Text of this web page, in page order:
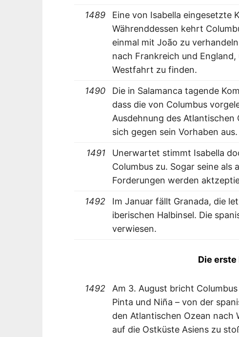
1489
Eine von Isabella eingesetzte
Währenddessen kehrt
einmal mit João zu
nach Frankreich und
Westfahrt zu finden.
1490
Die in Salamanca tagende
dass die von Columbus
Ausdehnung des
sich gegen sein Vorhaben aus.
1491
Unerwartet stimmt Isabella
Columbus zu. Sogar seine als
Forderungen werden
1492
Im Januar fällt Granada, die
iberischen Halbinsel. Die
verwiesen.
Die erste
1492
Am 3. August bricht
Pinta und Niña – von der
den Atlantischen Ozean nach
auf die Ostküste Asiens zu